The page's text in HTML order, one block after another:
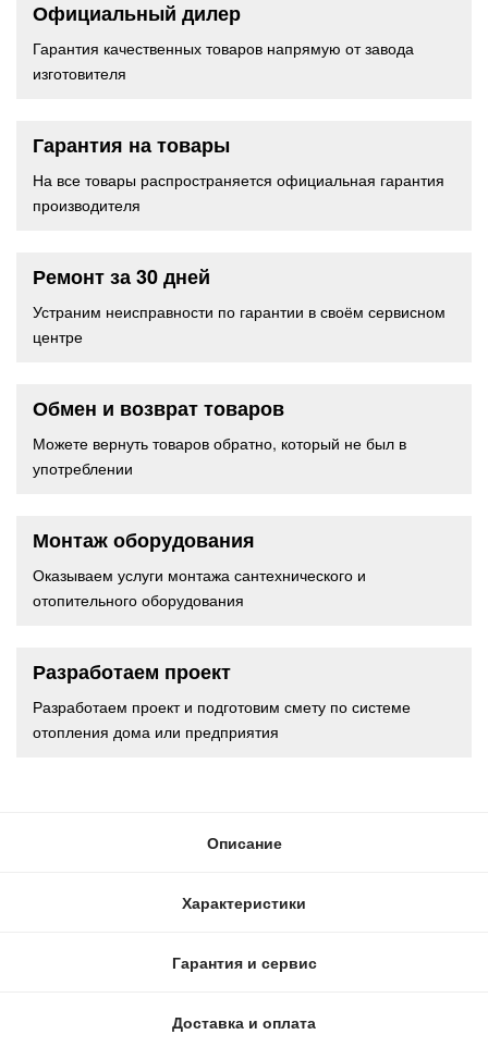
Официальный дилер
Гарантия качественных товаров напрямую от завода
изготовителя
Гарантия на товары
На все товары распространяется официальная гарантия
производителя
Ремонт за 30 дней
Устраним неисправности по гарантии в своём сервисном
центре
Обмен и возврат товаров
Можете вернуть товаров обратно, который не был в
употреблении
Монтаж оборудования
Оказываем услуги монтажа сантехнического и
отопительного оборудования
Разработаем проект
Разработаем проект и подготовим смету по системе
отопления дома или предприятия
Описание
Характеристики
Гарантия и сервис
Доставка и оплата